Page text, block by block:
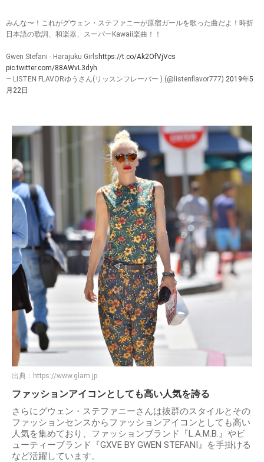
みんな〜！これがグウェン・ステファニーが原宿ガールを歌った曲だよ！時折
日本語の歌詞、和楽器、スーパーKawaii楽曲！！
Gwen Stefani - Harajuku Girls https://t.co/Ak2OfVjVcs
pic.twitter.com/88AWvL3dyh
— LISTEN FLAVORゆうさん(リッスンフレーバー ) (@listenflavor777) 2019年5
月22日
出典： https://www.glam.jp
ファッションアイコンとしても高い人気を誇る
さらにグウェン・ステファニーさんは抜群のスタイルとその
ファッションセンスからファッションアイコンとしても高い
人気を集めており、ファッションブランド『L.A.M.B.』やビ
ューティーブランド『GXVE BY GWEN STEFANI』を手掛ける
など活躍しています。